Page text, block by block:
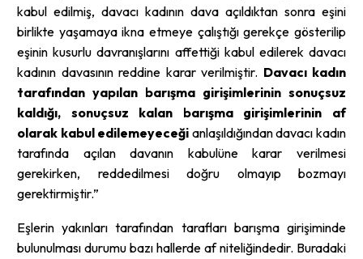
kabul edilmiş, davacı kadının dava açıldıktan sonra eşini
birlikte yaşamaya ikna etmeye çalıştığı gerekçe gösterilip
eşinin kusurlu davranışlarını affettiği kabul edilerek davacı
kadının davasının reddine karar verilmiştir. Davacı kadın
tarafından yapılan barışma girişimlerinin sonuçsuz
kaldığı, sonuçsuz kalan barışma girişimlerinin af
olarak kabul edilemeyeceği anlaşıldığından davacı kadın
tarafında açılan davanın kabulüne karar verilmesi
gerekirken, reddedilmesi doğru olmayıp bozmayı
gerektirmiştir.”
Eşlerin yakınları tarafından tarafları barışma girişiminde
bulunulması durumu bazı hallerde af niteliğindedir. Buradaki